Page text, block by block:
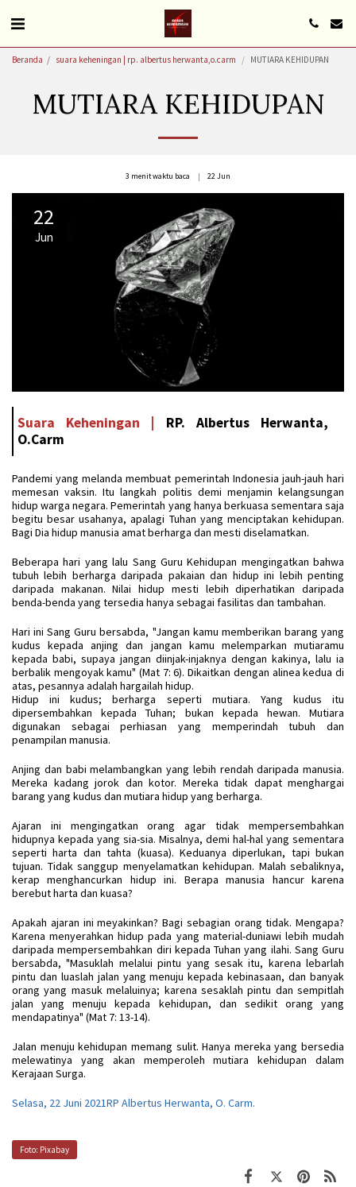
Beranda suara keheningan | rp. albertus herwanta,o.carm MUTIARA KEHIDUPAN
MUTIARA KEHIDUPAN
3 menit waktu baca 22Jun
22
Jun
Suara Keheningan | RP. Albertus Herwanta,
O.Carm
Pandemi yang melanda membuat pemerintah Indonesia jauh-jauh hari
memesan vaksin. Itu langkah politis demi menjamin kelangsungan
hidup warga negara. Pemerintah yang hanya berkuasa sementara saja
begitu besar usahanya, apalagi Tuhan yang menciptakan kehidupan.
Bagi Dia hidup manusia amat berharga dan mesti diselamatkan.
Beberapa hari yang lalu Sang Guru Kehidupan mengingatkan bahwa
tubuh lebih berharga daripada pakaian dan hidup ini lebih penting
daripada makanan. Nilai hidup mesti lebih diperhatikan daripada
benda-benda yang tersedia hanya sebagai fasilitas dan tambahan.
Hari ini Sang Guru bersabda, "Jangan kamu memberikan barang yang
kudus kepada anjing dan jangan kamu melemparkan mutiaramu
kepada babi, supaya jangan diinjak-injaknya dengan kakinya, lalu ia
berbalik mengoyak kamu" (Mat 7: 6). Dikaitkan dengan alinea kedua di
atas, pesannya adalah hargailah hidup.
Hidup ini kudus; berharga seperti mutiara. Yang kudus itu
dipersembahkan kepada Tuhan; bukan kepada hewan. Mutiara
digunakan sebagai perhiasan yang memperindah tubuh dan
penampilan manusia.
Anjing dan babi melambangkan yang lebih rendah daripada manusia.
Mereka kadang jorok dan kotor. Mereka tidak dapat menghargai
barang yang kudus dan mutiara hidup yang berharga.
Ajaran ini mengingatkan orang agar tidak mempersembahkan
hidupnya kepada yang sia-sia. Misalnya, demi hal-hal yang sementara
seperti harta dan tahta (kuasa). Keduanya diperlukan, tapi bukan
tujuan. Tidak sanggup menyelamatkan kehidupan. Malah sebaliknya,
kerap menghancurkan hidup ini. Berapa manusia hancur karena
berebut harta dan kuasa?
Apakah ajaran ini meyakinkan? Bagi sebagian orang tidak. Mengapa?
Karena menyerahkan hidup pada yang material-duniawi lebih mudah
daripada mempersembahkan diri kepada Tuhan yang ilahi. Sang Guru
bersabda, "Masuklah melalui pintu yang sesak itu, karena lebarlah
pintu dan luaslah jalan yang menuju kepada kebinasaan, dan banyak
orang yang masuk melaluinya; karena sesaklah pintu dan sempitlah
jalan yang menuju kepada kehidupan, dan sedikit orang yang
mendapatinya" (Mat 7: 13-14).
Jalan menuju kehidupan memang sulit. Hanya mereka yang bersedia
melewatinya yang akan memperoleh mutiara kehidupan dalam
Kerajaan Surga.
Selasa, 22 Juni 2021RP Albertus Herwanta, O. Carm.
Foto: Pixabay